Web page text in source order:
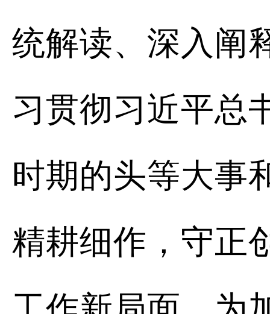
统解读、深入阐
习贯彻习近平总
时期的头等大事
精耕细作，守正